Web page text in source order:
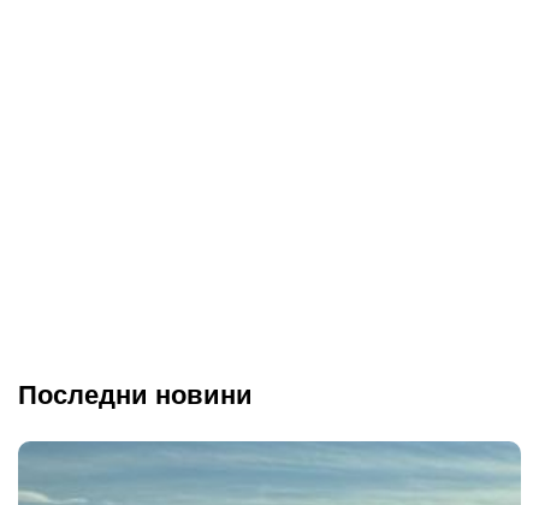
Последни новини